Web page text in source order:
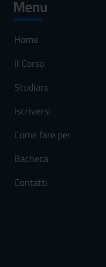
Menu
Home
Il Corso
Studiare
Iscriversi
Come fare per
Bacheca
Contatti